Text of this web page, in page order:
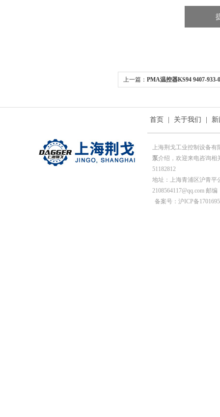
上一篇： PMA温控器KS94 9407-933-
首页 关于我们
上海荆戈工业控制设备
泵介绍，欢迎来电咨询相
51182812
地址：上海青浦区沪青平
2108564117@qq.com 邮编
备案号：沪ICP备